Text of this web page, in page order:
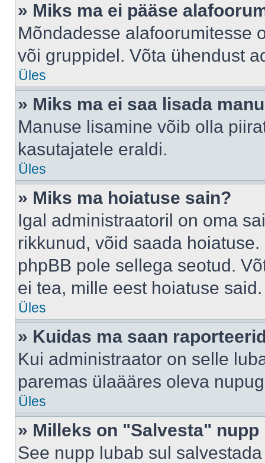
» Miks ma ei pääse
Mõndadesse alafoorumitesse
või gruppidel. Võta ühendust
Üles
» Miks ma ei saa lisada
Manuse lisamine võib olla
kasutajatele eraldi.
Üles
» Miks ma hoiatuse sain?
Igal administraatoril on oma
rikkunud, võid saada
phpBB pole sellega seotud.
ei tea, mille eest hoiatuse said.
Üles
» Kuidas ma saan
Kui administraator on selle
paremas ülaääres oleva
Üles
» Milleks on "Salvesta"
See nupp lubab sul